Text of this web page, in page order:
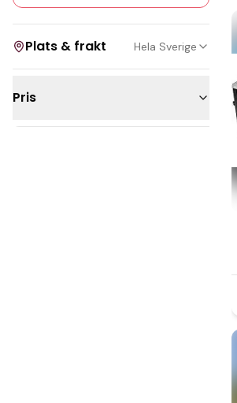
Plats & frakt Hela Sverige
Pris